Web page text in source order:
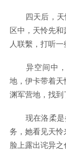
四天后，天
区中，天怜先和
人联繫，打听一
异空间中，
地，伊卡带着
渊军营地，找到
现在洛柔是
务，她看见天怜
脸上露出诧异之